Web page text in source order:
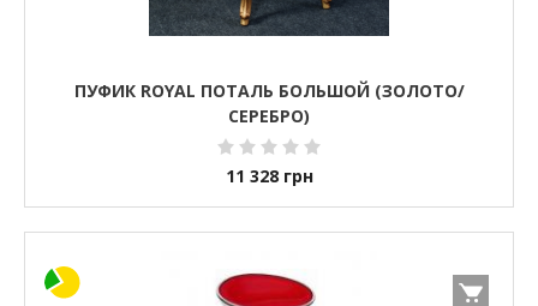
ПУФИК ROYAL ПОТАЛЬ БОЛЬШОЙ (ЗОЛОТО/
СЕРЕБРО)
11 328 грн